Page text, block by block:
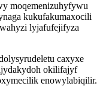
moqemenizuhyfywu
kukufakumaxocili
lyjafufejifyza
caxyxe
okilifajyf
enowylabiqilir.